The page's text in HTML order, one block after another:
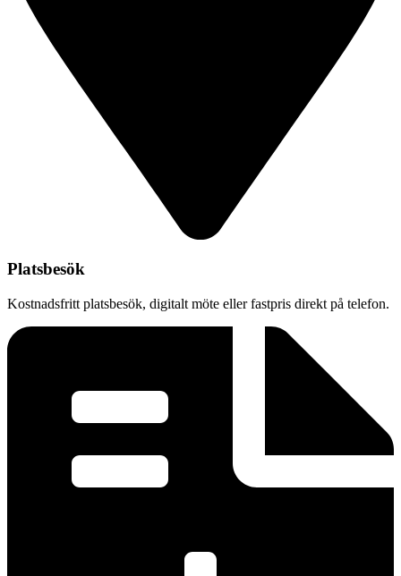
Platsbesök
Kostnadsfritt platsbesök, digitalt möte eller fastpris direkt på telefon.